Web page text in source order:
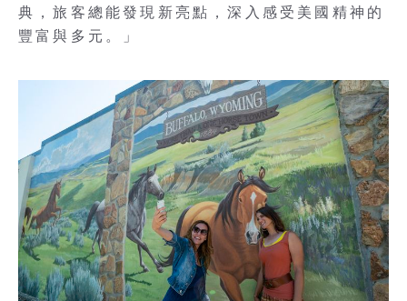
典，旅客總能發現新亮點，深入感受美國精神的
豐富與多元。」